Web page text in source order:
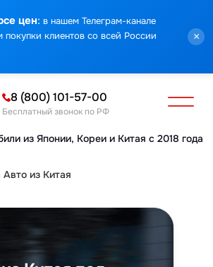
цен: в нашем Телеграм-канале
покупки клиентов со всей России
×
из Японии, Кореи и Китая с 2018 года
8 (800) 101-57-00
Бесплатный звонок по РФ
из Китая